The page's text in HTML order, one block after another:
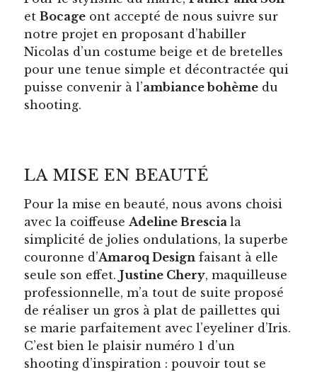
etBocage ont accepté de nous suivre sur
notre projet en proposant d’habiller
Nicolas d’un costume beige et de bretelles
pour une tenue simple et décontractée qui
puisse convenir à l’ambiance bohème du
shooting.
LA MISE EN BEAUTÉ
Pour la mise en beauté, nous avons choisi
avec la coiffeuseAdeline Bresciala
simplicité de jolies ondulations, la superbe
couronne d’Amaroq Design faisant à elle
seule son effet.Justine Chery, maquilleuse
professionnelle, m’a tout de suite proposé
de réaliser un gros à plat de paillettes qui
se marie parfaitement avec l’eyeliner d’Iris.
C’est bien le plaisir numéro 1 d’un
shooting d’inspiration : pouvoir tout se